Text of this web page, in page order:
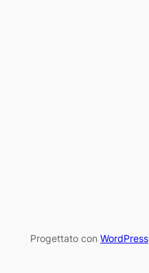
Progettato con WordPress